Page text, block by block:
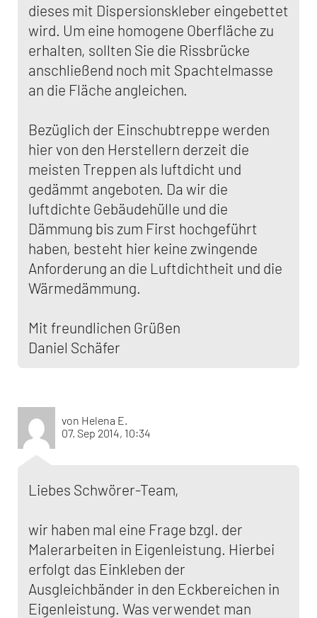
dieses mit Dispersionskleber eingebettet
wird. Um eine homogene Oberfläche zu
erhalten, sollten Sie die Rissbrücke
anschließend noch mit Spachtelmasse
an die Fläche angleichen.
Bezüglich der Einschubtreppe werden
hier von den Herstellern derzeit die
meisten Treppen als luftdicht und
gedämmt angeboten. Da wir die
luftdichte Gebäudehülle und die
Dämmung bis zum First hochgeführt
haben, besteht hier keine zwingende
Anforderung an die Luftdichtheit und die
Wärmedämmung.
Mit freundlichen Grüßen
Daniel Schäfer
von Helena E.
07. Sep 2014, 10:34
Liebes Schwörer-Team,
wir haben mal eine Frage bzgl. der
Malerarbeiten in Eigenleistung. Hierbei
erfolgt das Einkleben der
Ausgleichbänder in den Eckbereichen in
Eigenleistung. Was verwendet man